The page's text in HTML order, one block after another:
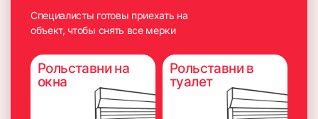
Специалисты готовы приехать на
объект, чтобы снять все мерки
Рольставни на
окна
Рольставни в
туалет